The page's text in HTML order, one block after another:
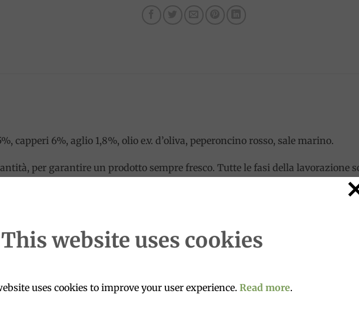
capperi 6%, aglio 1,8%, olio e.v. d’oliva, peperoncino rosso, sale marino.
per garantire un prodotto sempre fresco. Tutte le fasi della lavorazione
gli ingredienti utilizzati (aromi e verdure) sono di prima qualità e
ed è seguita da un repentino raffreddamento del prodotto.
aglio.
per condire la pasta.
This website uses cookies
uses cookies to improve your user experience. Read more.